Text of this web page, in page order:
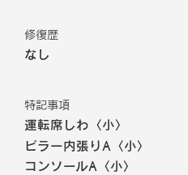
修復歴
なし
特記事項
運転席しわ〈小〉
ピラー内張りA〈小〉
コンソールA〈小〉